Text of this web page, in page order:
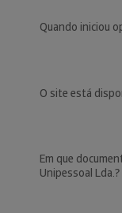
Quando iniciou
O site está
Em que
Unipessoal Lda.?